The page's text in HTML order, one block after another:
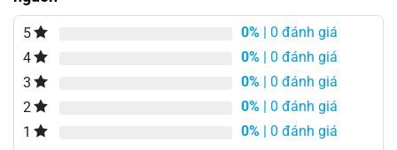
5 0% | 0 đánh giá
4
0% | 0 đánh giá
3
0% | 0 đánh giá
2
0% | 0 đánh giá
1
0% | 0 đánh giá